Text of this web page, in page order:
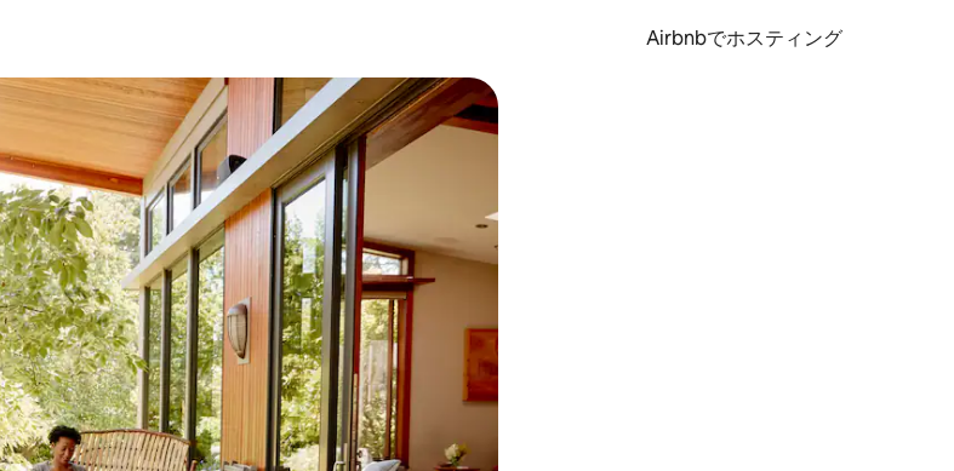
Airbnbでホスティング
タッチまたはスワイプして検索結果を確認することができます。